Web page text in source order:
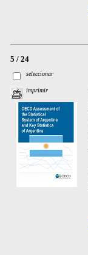
5 / 24
seleccionar
imprimir